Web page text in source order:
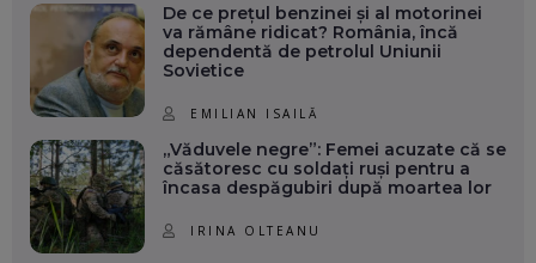
De ce prețul benzinei și al motorinei
va rămâne ridicat? România, încă
dependentă de petrolul Uniunii
Sovietice
EMILIAN ISAILĂ
„Văduvele negre”: Femei acuzate că se
căsătoresc cu soldați ruși pentru a
încasa despăgubiri după moartea lor
IRINA OLTEANU